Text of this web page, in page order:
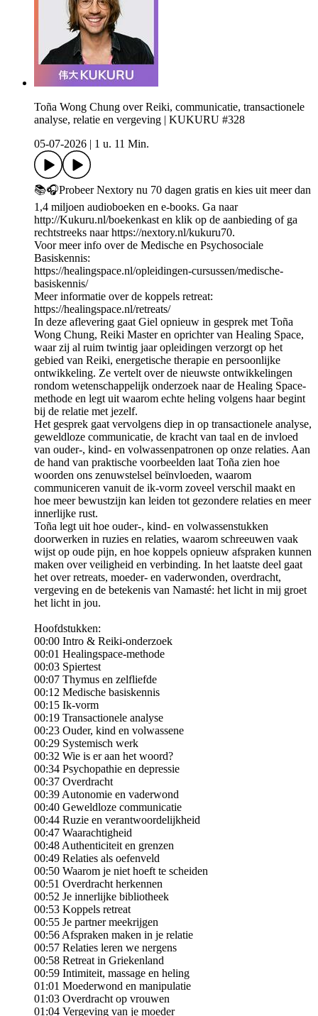
Toña Wong Chung over Reiki, communicatie, transactionele
analyse, relatie en vergeving | KUKURU #328
05-07-2026
1 u. 11 Min.
📚🎧Probeer Nextory nu 70 dagen gratis en kies uit meer dan
1,4 miljoen audioboeken en e-books. Ga naar
http://Kukuru.nl/boekenkast en klik op de aanbieding of ga
rechtstreeks naar https://nextory.nl/kukuru70.
Voor meer info over de Medische en Psychosociale
Basiskennis:
https://healingspace.nl/opleidingen-cursussen/medische-
basiskennis/
Meer informatie over de koppels retreat:
https://healingspace.nl/retreats/
In deze aflevering gaat Giel opnieuw in gesprek met Toña
Wong Chung, Reiki Master en oprichter van Healing Space,
waar zij al ruim twintig jaar opleidingen verzorgt op het
gebied van Reiki, energetische therapie en persoonlijke
ontwikkeling. Ze vertelt over de nieuwste ontwikkelingen
rondom wetenschappelijk onderzoek naar de Healing Space-
methode en legt uit waarom echte heling volgens haar begint
bij de relatie met jezelf.
Het gesprek gaat vervolgens diep in op transactionele analyse,
geweldloze communicatie, de kracht van taal en de invloed
van ouder-, kind- en volwassenpatronen op onze relaties. Aan
de hand van praktische voorbeelden laat Toña zien hoe
woorden ons zenuwstelsel beïnvloeden, waarom
communiceren vanuit de ik-vorm zoveel verschil maakt en
hoe meer bewustzijn kan leiden tot gezondere relaties en meer
innerlijke rust.
Toña legt uit hoe ouder-, kind- en volwassenstukken
doorwerken in ruzies en relaties, waarom schreeuwen vaak
wijst op oude pijn, en hoe koppels opnieuw afspraken kunnen
maken over veiligheid en verbinding. In het laatste deel gaat
het over retreats, moeder- en vaderwonden, overdracht,
vergeving en de betekenis van Namasté: het licht in mij groet
het licht in jou.
Hoofdstukken:
00:00 Intro & Reiki-onderzoek
00:01 Healingspace-methode
00:03 Spiertest
00:07 Thymus en zelfliefde
00:12 Medische basiskennis
00:15 Ik-vorm
00:19 Transactionele analyse
00:23 Ouder, kind en volwassene
00:29 Systemisch werk
00:32 Wie is er aan het woord?
00:34 Psychopathie en depressie
00:37 Overdracht
00:39 Autonomie en vaderwond
00:40 Geweldloze communicatie
00:44 Ruzie en verantwoordelijkheid
00:47 Waarachtigheid
00:48 Authenticiteit en grenzen
00:49 Relaties als oefenveld
00:50 Waarom je niet hoeft te scheiden
00:51 Overdracht herkennen
00:52 Je innerlijke bibliotheek
00:53 Koppels retreat
00:55 Je partner meekrijgen
00:56 Afspraken maken in je relatie
00:57 Relaties leren we nergens
00:58 Retreat in Griekenland
00:59 Intimiteit, massage en heling
01:01 Moederwond en manipulatie
01:03 Overdracht op vrouwen
01:04 Vergeving van je moeder